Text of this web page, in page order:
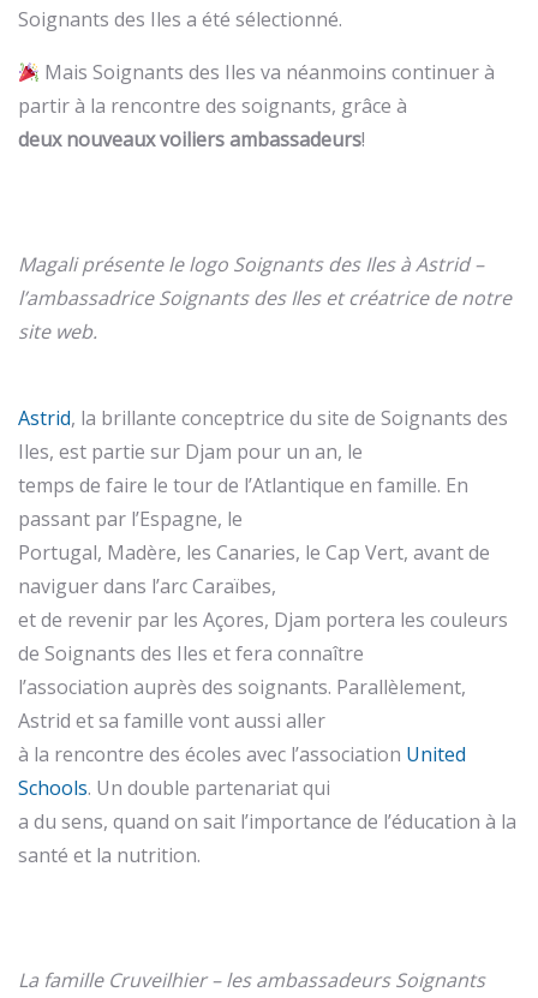
Soignants des Iles a été sélectionné.
Mais Soignants des Iles va néanmoins continuer à
partir à la rencontre des soignants, grâce à
deux nouveaux voiliers ambassadeurs!
Magali présente le logo Soignants des Iles à Astrid –
l’ambassadrice Soignants des Iles et créatrice de notre
site web.
Astrid, la brillante conceptrice du site de Soignants des
Iles, est partie sur Djam pour un an, le
temps de faire le tour de l’Atlantique en famille. En
passant par l’Espagne, le
Portugal, Madère, les Canaries, le Cap Vert, avant de
naviguer dans l’arc Caraïbes,
et de revenir par les Açores, Djam portera les couleurs
de Soignants des Iles et fera connaître
l’association auprès des soignants. Parallèlement,
Astrid et sa famille vont aussi aller
à la rencontre des écoles avec l’association United
Schools. Un double partenariat qui
a du sens, quand on sait l’importance de l’éducation à la
santé et la nutrition.
La famille Cruveilhier – les ambassadeurs Soignants